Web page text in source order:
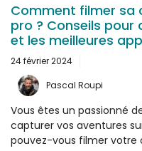
Comment filmer sa
pro ? Conseils pour
et les meilleures
24 février 2024
Pascal Roupi
Vous êtes un passionné
capturer vos aventures
pouvez-vous filmer votre